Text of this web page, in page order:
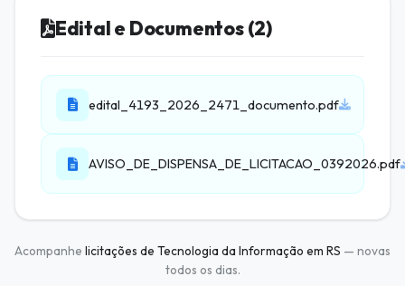
Edital e Documentos (2)
edital_4193_2026_2471_documento.pdf
AVISO_DE_DISPENSA_DE_LICITACAO_0392026.pdf
Acompanhe licitações de Tecnologia da Informação em RS — novas
todos os dias.